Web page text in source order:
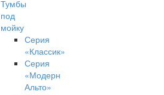
Тумбы
под
мойку
Серия
«Классик»
Серия
«Модерн
Альто»